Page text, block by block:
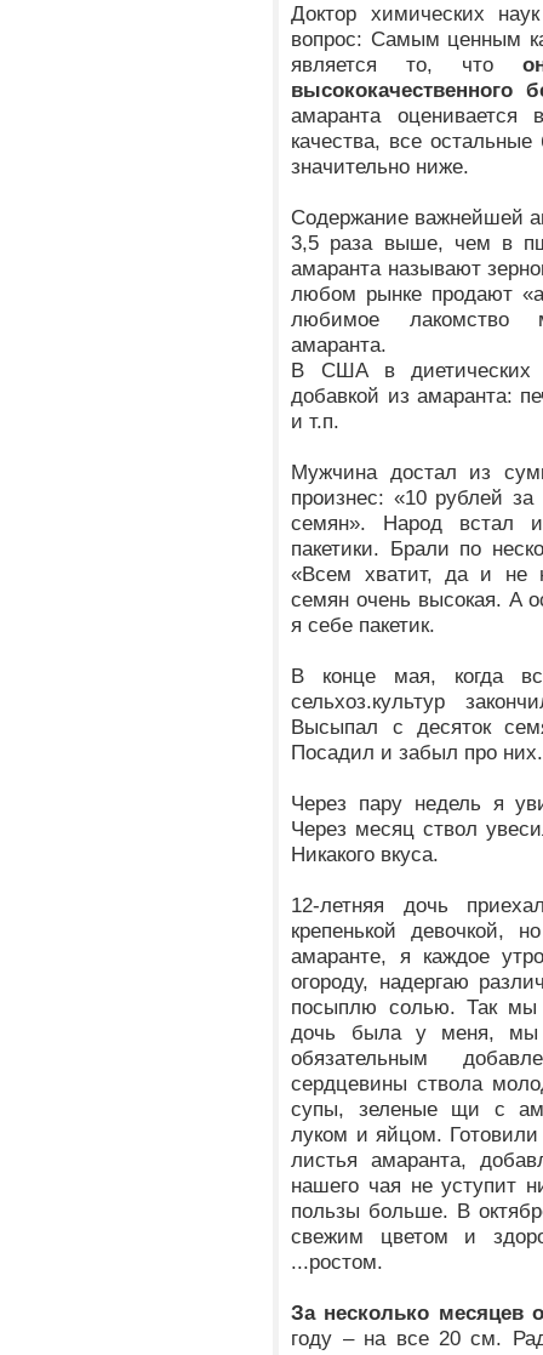
Доктор химических
вопрос: Самым ценным
является то, что
высококачественного
амаранта
качества, все
значительно ниже.
Содержание важнейшей
3,5 раза выше, чем в
амаранта называют
любом рынке продают
любимое лакомство
амаранта.
В США в диетических
добавкой из амаранта:
и т.п.
Мужчина достал из
произнес: «10 рублей за
семян». Народ встал и
пакетики. Брали по
«Всем хватит, да и не
семян очень высокая. А
я себе пакетик.
В конце мая, когда
сельхоз.культур
Высыпал с десяток
Посадил и забыл про них.
Через пару недель я
Через месяц ствол
Никакого вкуса.
12-летняя дочь
крепенькой девочкой,
амаранте, я каждое
огороду, надергаю
посыплю солью. Так мы
дочь была у меня, мы
обязательным
сердцевины ствола
супы, зеленые щи с
луком и яйцом.
листья амаранта,
нашего чая не уступит
пользы больше. В
свежим цветом и
...ростом.
За несколько месяцев
году – на все 20 см.